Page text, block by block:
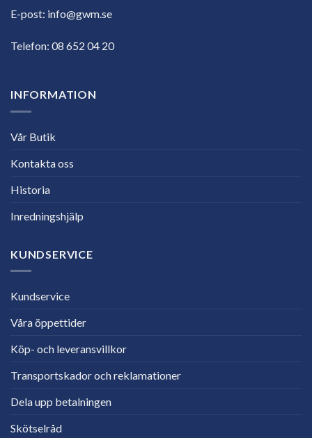
E-post: info@gwm.se
Telefon: 08 652 04 20
INFORMATION
Vår Butik
Kontakta oss
Historia
Inredningshjälp
KUNDSERVICE
Kundservice
Våra öppettider
Köp- och leveransvillkor
Transportskador och reklamationer
Dela upp betalningen
Skötselråd